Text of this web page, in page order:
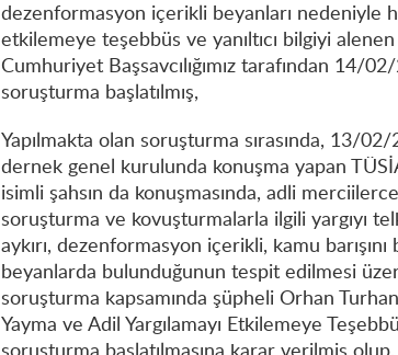
dezenformasyon içerikli beyanları nedeniyle
etkilemeye teşebbüs ve yanıltıcı bilgiyi
Cumhuriyet Başsavcılığımız tarafından 14/
soruşturma başlatılmış,
Yapılmakta olan soruşturma sırasında, 13/
dernek genel kurulunda konuşma yapan
isimli şahsın da konuşmasında, adli
soruşturma ve kovuşturmalarla ilgili yargıyı
aykırı, dezenformasyon içerikli, kamu
beyanlarda bulunduğunun tespit edilmesi
soruşturma kapsamında şüpheli Orhan Turhan
Yayma ve Adil Yargılamayı Etkilemeye